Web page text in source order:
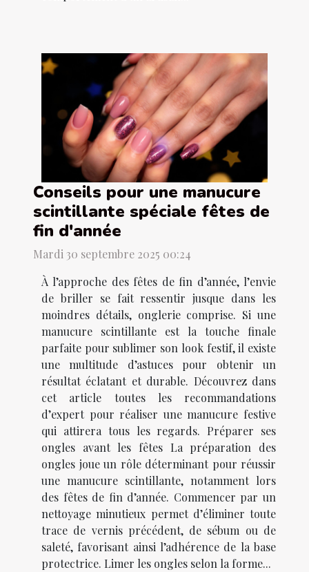
Conseils pour une manucure
scintillante spéciale fêtes de
fin d'année
Mardi 30 septembre 2025 00:24
À l’approche des fêtes de fin d’année, l’envie
de briller se fait ressentir jusque dans les
moindres détails, onglerie comprise. Si une
manucure scintillante est la touche finale
parfaite pour sublimer son look festif, il existe
une multitude d’astuces pour obtenir un
résultat éclatant et durable. Découvrez dans
cet article toutes les recommandations
d’expert pour réaliser une manucure festive
qui attirera tous les regards. Préparer ses
ongles avant les fêtes La préparation des
ongles joue un rôle déterminant pour réussir
une manucure scintillante, notamment lors
des fêtes de fin d’année. Commencer par un
nettoyage minutieux permet d’éliminer toute
trace de vernis précédent, de sébum ou de
saleté, favorisant ainsi l’adhérence de la base
protectrice. Limer les ongles selon la forme...